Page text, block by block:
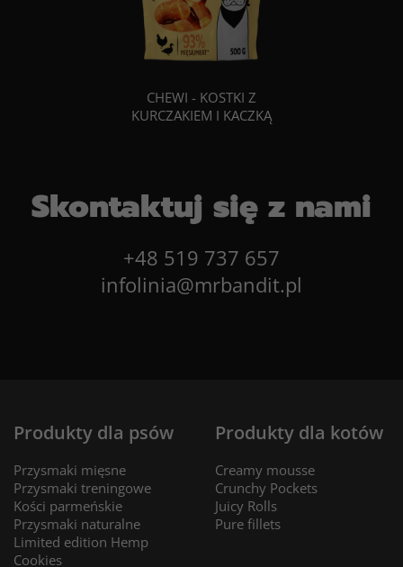
CHEWI - KOSTKI Z
KURCZAKIEM I KACZKĄ
Skontaktuj się z nami
+48 519 737 657
infolinia@mrbandit.pl
Produkty dla psów
Przysmaki mięsne
Przysmaki treningowe
Kości parmeńskie
Przysmaki naturalne
Limited edition Hemp
Cookies
Produkty dla kotów
Creamy mousse
Crunchy Pockets
Juicy Rolls
Pure fillets